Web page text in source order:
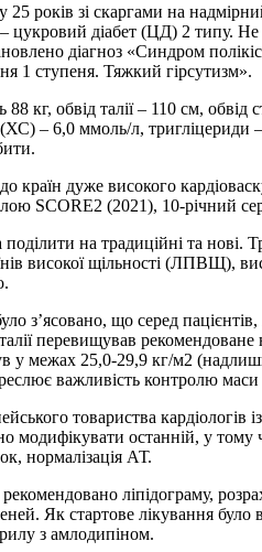
25 років зі скаргами на
цукровий діабет (ЦД) 2 типу.
діагноз «Синдром
1 ступеня. Тяжкий гірсутизм».
88 кг, обвід талії – 110 см,
– 6,0 ммоль/л, тригліцериди
країн дуже високого
SCORE2 (2021), 10-річний
на традиційні та
високої щільності (ЛПВЩ),
з’ясовано, що серед
перевищував
у межах 25,0-29,9 кг/м2
важливість контролю
товариства
модифікувати останній, у
нормалізація АТ.
ліпідограму,
Як стартове лікування
з амлодипіном.